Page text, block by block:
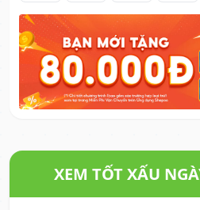
XEM TỐT XẤU